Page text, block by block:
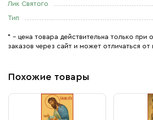
Лик Святого
Тип
* – цена товара действительна только при
заказов через сайт и может отличаться от
Похожие товары